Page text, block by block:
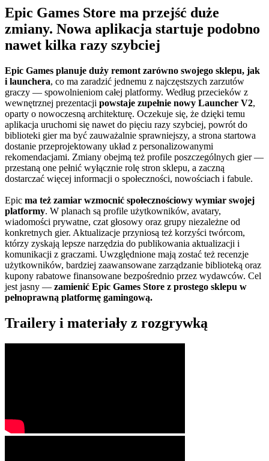
Epic Games Store ma przejść duże
zmiany. Nowa aplikacja startuje podobno
nawet kilka razy szybciej
Epic Games planuje duży remont zarówno swojego sklepu, jak
i launchera, co ma zaradzić jednemu z najczęstszych zarzutów
graczy — spowolnieniom całej platformy. Według przecieków z
wewnętrznej prezentacji powstaje zupełnie nowy Launcher V2,
oparty o nowoczesną architekturę. Oczekuje się, że dzięki temu
aplikacja uruchomi się nawet do pięciu razy szybciej, powrót do
biblioteki gier ma być zauważalnie sprawniejszy, a strona startowa
dostanie przeprojektowany układ z personalizowanymi
rekomendacjami. Zmiany obejmą też profile poszczególnych gier —
przestaną one pełnić wyłącznie rolę stron sklepu, a zaczną
dostarczać więcej informacji o społeczności, nowościach i fabule.
Epic ma też zamiar wzmocnić społecznościowy wymiar swojej
platformy. W planach są profile użytkowników, avatary,
wiadomości prywatne, czat głosowy oraz grupy niezależne od
konkretnych gier. Aktualizacje przyniosą też korzyści twórcom,
którzy zyskają lepsze narzędzia do publikowania aktualizacji i
komunikacji z graczami. Uwzględnione mają zostać też recenzje
użytkowników, bardziej zaawansowane zarządzanie biblioteką oraz
kupony rabatowe finansowane bezpośrednio przez wydawców. Cel
jest jasny — zamienić Epic Games Store z prostego sklepu w
pełnoprawną platformę gamingową.
Trailery i materiały z rozgrywką